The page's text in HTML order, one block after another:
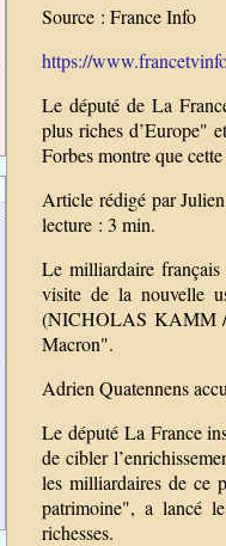
Source : France Info
https://
Le député de La
plus riches d’Europe"
Forbes montre que
Article rédigé par
lecture : 3 min.
Le milliardaire
visite de la nouvelle
(NICHOLAS KAMM /
Macron".
Adrien Quatennens
Le député La France
de cibler
les milliardaires de ce
patrimoine", a lancé
richesses.